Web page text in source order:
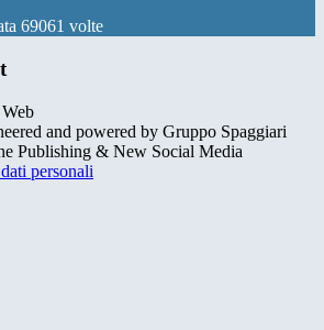
69061 volte
and powered by Gruppo Spaggiari
Publishing & New Social Media
personali